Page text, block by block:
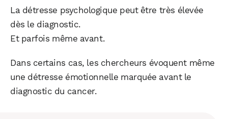
La détresse psychologique peut être très élevée
dès le diagnostic.
Et parfois même avant.
Dans certains cas, les chercheurs évoquent même
une détresse émotionnelle marquée avant le
diagnostic du cancer.